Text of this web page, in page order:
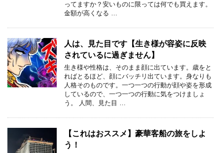
ってますか？安いものに限っては何でも買えます。
金額が高くなる …
人は、見た目です【生き様が容姿に反映
されているに過ぎません】
生き様や性格は、そのまま顔に出ています。歳をと
ればとるほど、顔にバッチリ出ています。身なりも
人格そのものです。一つ一つの行動が顔や姿を形成
しているので、一つ一つの行動に気をつけましょ
う。 人間、見た目 …
【これはおススメ】豪華客船の旅をしよ
う！